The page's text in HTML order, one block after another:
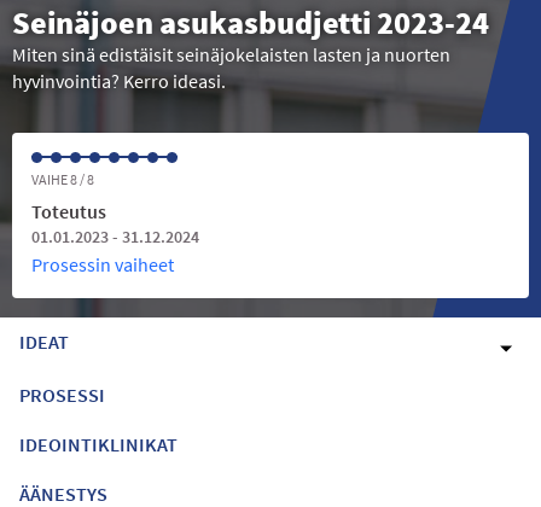
Seinäjoen asukasbudjetti 2023-24
Miten sinä edistäisit seinäjokelaisten lasten ja nuorten
hyvinvointia? Kerro ideasi.
VAIHE 8 / 8
Toteutus
01.01.2023 - 31.12.2024
Prosessin vaiheet
IDEAT
PROSESSI
IDEOINTIKLINIKAT
ÄÄNESTYS